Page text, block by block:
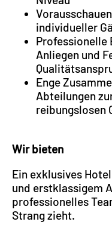
individueller
Professionelle
Anliegen und
Enge
Abteilungen
reibungslosen
Wir bieten
Ein exklusives
und erstklassigem
professionelles
Strang zieht.